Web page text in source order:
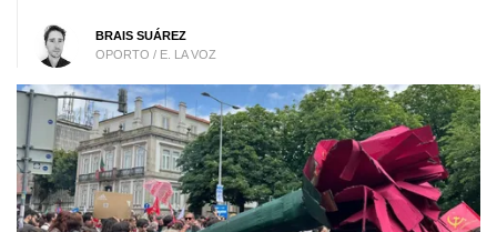
BRAIS SUÁREZ
OPORTO / E. LA VOZ